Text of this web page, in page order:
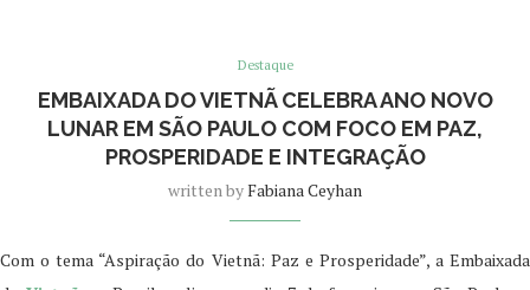
Destaque
EMBAIXADA DO VIETNÃ CELEBRA ANO NOVO
LUNAR EM SÃO PAULO COM FOCO EM PAZ,
PROSPERIDADE E INTEGRAÇÃO
written byFabiana Ceyhan
Com o tema “Aspiração do Vietnã: Paz e Prosperidade”, a Embaixada